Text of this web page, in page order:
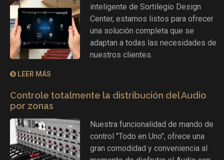
inteligente de Sortilegio Design
Center, estamos listos para ofrecer
una solución completa que se
adaptan a todas las necesidades de
nuestros clientes.
LEER MÁS
Controle totalmente la distribución del Audio
por zonas
Nuestra funcionalidad de mando de
control "Todo en Uno", ofrece una
gran comodidad y conveniencia al